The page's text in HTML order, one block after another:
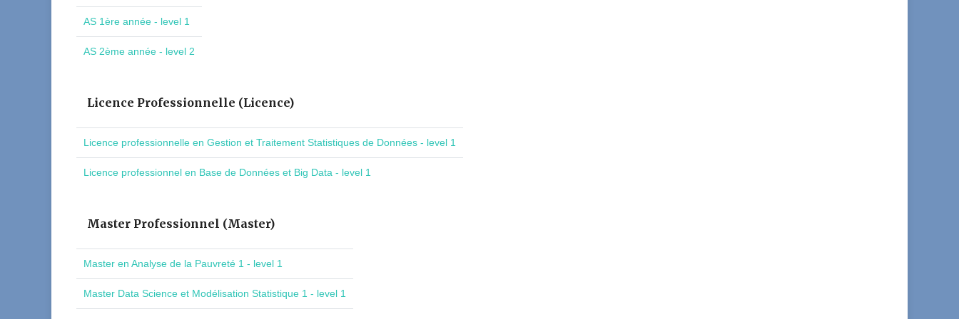
AS 1ère année - level 1
AS 2ème année - level 2
Licence Professionnelle (Licence)
Licence professionnelle en Gestion et Traitement Statistiques de Données - level 1
Licence professionnel en Base de Données et Big Data - level 1
Master Professionnel (Master)
Master en Analyse de la Pauvreté 1 - level 1
Master Data Science et Modélisation Statistique 1 - level 1